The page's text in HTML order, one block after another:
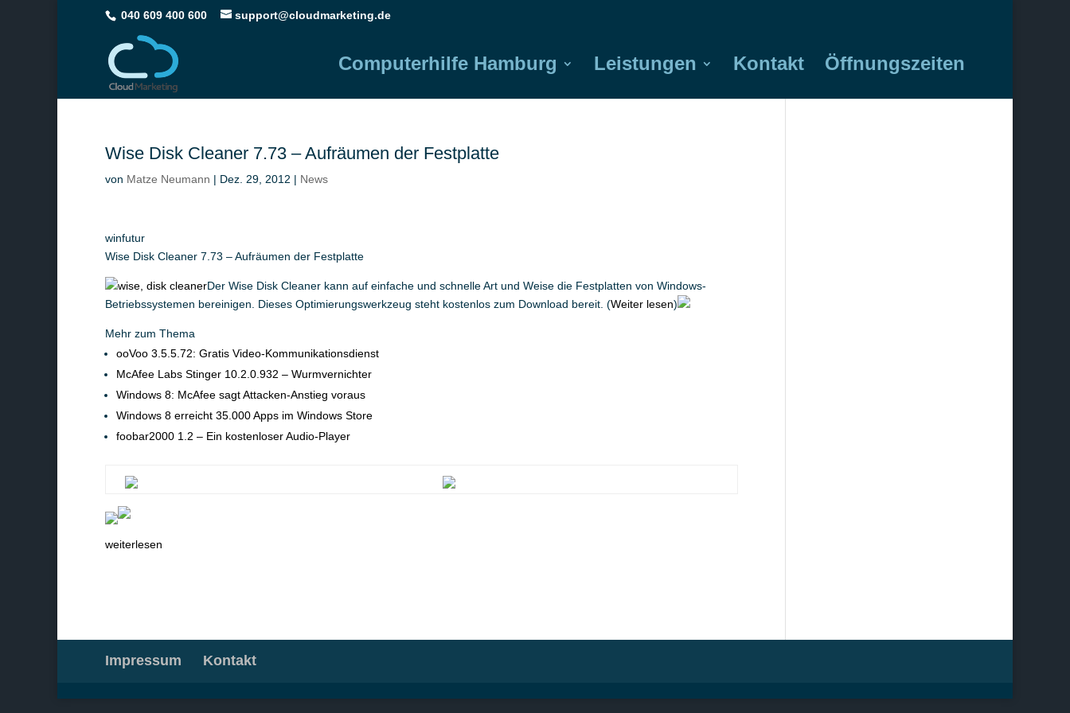
040 609 400 600 support@cloudmarketing.de
Computerhilfe Hamburg Leistungen Kontakt Öffnungszeiten
Wise Disk Cleaner 7.73 – Aufräumen der Festplatte
von Matze Neumann | Dez. 29, 2012 | News
winfutur
Wise Disk Cleaner 7.73 – Aufräumen der Festplatte
Der Wise Disk Cleaner kann auf einfache und schnelle Art und Weise die Festplatten von Windows-
Betriebssystemen bereinigen. Dieses Optimierungswerkzeug steht kostenlos zum Download bereit. (Weiter lesen)
Mehr zum Thema
ooVoo 3.5.5.72: Gratis Video-Kommunikationsdienst
McAfee Labs Stinger 10.2.0.932 – Wurmvernichter
Windows 8: McAfee sagt Attacken-Anstieg voraus
Windows 8 erreicht 35.000 Apps im Windows Store
foobar2000 1.2 – Ein kostenloser Audio-Player
weiterlesen
Impressum Kontakt